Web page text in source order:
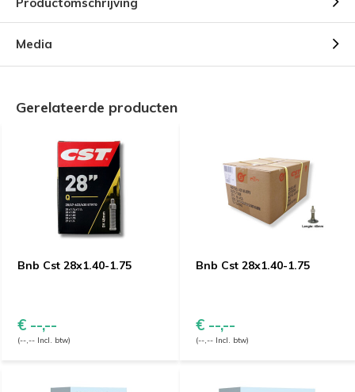
Media
Gerelateerde producten
Bnb Cst 28x1.40-1.75
€ --,--
(--,-- Incl. btw)
Bnb Cst 28x1.40-1.75
€ --,--
(--,-- Incl. btw)